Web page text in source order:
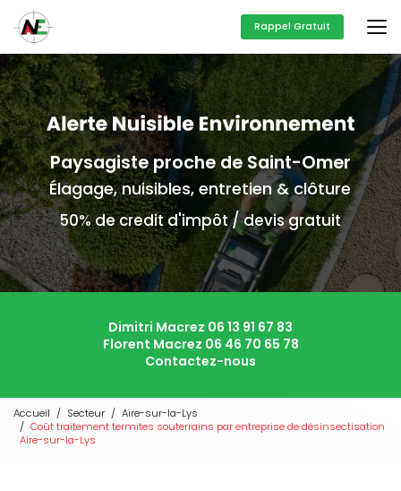
au
contenu
principal
Rappel Gratuit
Paysagiste proche de Saint-Omer
Élagage, nuisibles, entretien & clôture
50% de credit d'impôt / devis gratuit
Dimitri Macrez 06 13 91 67 83
Florent Macrez 06 46 70 65 78
Contactez-nous
Accueil Secteur
Aire-sur-la-Lys
Coût traitement termites souterrains par entreprise de désinsectisation
Aire-sur-la-Lys